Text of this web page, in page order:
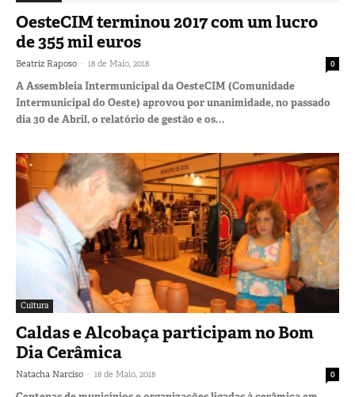
OesteCIM terminou 2017 com um lucro
de 355 mil euros
Beatriz Raposo - 18 de Maio, 2018 0
A Assembleia Intermunicipal da OesteCIM (Comunidade
Intermunicipal do Oeste) aprovou por unanimidade, no passado
dia 30 de Abril, o relatório de gestão e os...
Cultura
Caldas e Alcobaça participam no Bom
Dia Cerâmica
Natacha Narciso - 18 de Maio, 2018 0